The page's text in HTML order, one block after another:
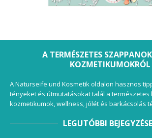
A TERMÉSZETES
KOZMETIKUMOKRÓL
A Naturseife und Kosmetik oldalon hasznos
tényeket és útmutatásokat talál a természetes
kozmetikumok, wellness, jólét és barkácsolás
LEGUTÓBBI